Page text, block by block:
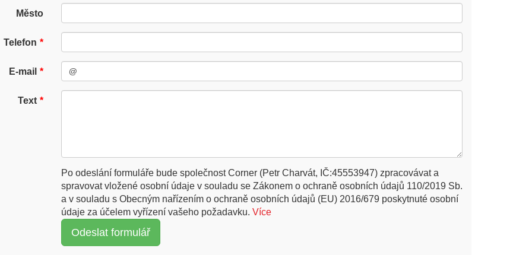
Město
Telefon
E-mail
Text
Po odeslání formuláře bude společnost Corner (Petr Charvát, IČ:45553947) zpracovávat a
spravovat vložené osobní údaje v souladu se Zákonem o ochraně osobních údajů 110/2019 Sb.
a v souladu s Obecným nařízením o ochraně osobních údajů (EU) 2016/679 poskytnuté osobní
údaje za účelem vyřízení vašeho požadavku. Více